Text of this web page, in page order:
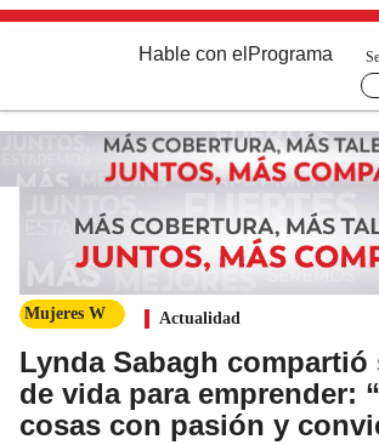
Hable con el Programa
Mujeres W Actualidad
Lynda Sabagh compartió
de vida para emprender:
cosas con pasión y